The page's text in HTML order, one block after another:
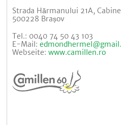
Strada Hărmanului 21A,
500228 Brașov
Tel.: 0040 74 50 43 103
E-Mail:
Webseite:www.camillen.ro